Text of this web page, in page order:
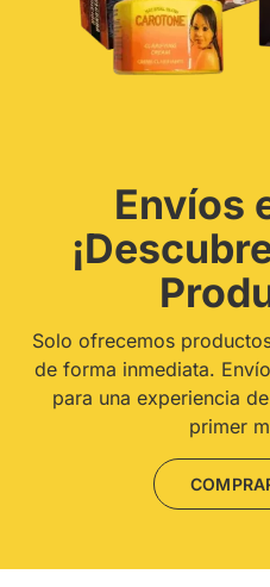
Envíos
Solo ofrecemos
de forma inmediata.
para una experiencia
primer